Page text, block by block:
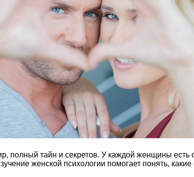
тайн и секретов. У каждой женщины есть
женской психологии помогает понять,